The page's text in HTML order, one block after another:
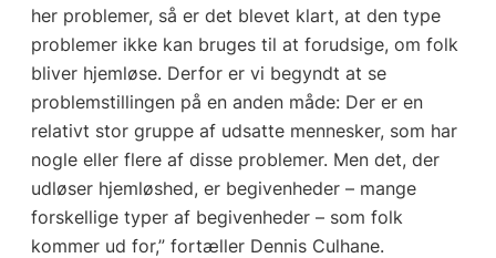
her problemer, så er det blevet klart, at den type
problemer ikke kan bruges til at forudsige, om folk
bliver hjemløse. Derfor er vi begyndt at se
problemstillingen på en anden måde: Der er en
relativt stor gruppe af udsatte mennesker, som har
nogle eller flere af disse problemer. Men det, der
udløser hjemløshed, er begivenheder – mange
forskellige typer af begivenheder – som folk
kommer ud for,” fortæller Dennis Culhane.